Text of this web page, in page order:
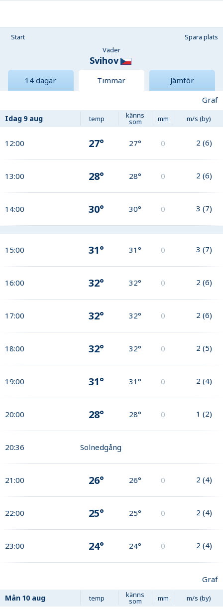
Start
Spara plats
Väder
Svihov
14 dagar Timmar
Jämför
Graf
Idag 9 aug temp känns
som mm m/s (by)
12:00 27° 27° 0 2 (6)
13:00 28° 28° 0 2 (6)
14:00 30° 30° 0 3 (7)
15:00 31° 31° 0 3 (7)
16:00 32° 32° 0 2 (6)
17:00 32° 32° 0 2 (6)
18:00 32° 32° 0 2 (5)
19:00 31° 31° 0 2 (4)
20:00 28° 28° 0 1 (2)
20:36 Solnedgång
21:00 26° 26° 0 2 (4)
22:00 25° 25° 0 2 (4)
23:00 24° 24° 0 2 (4)
Graf
Mån 10 aug temp känns
som mm m/s (by)